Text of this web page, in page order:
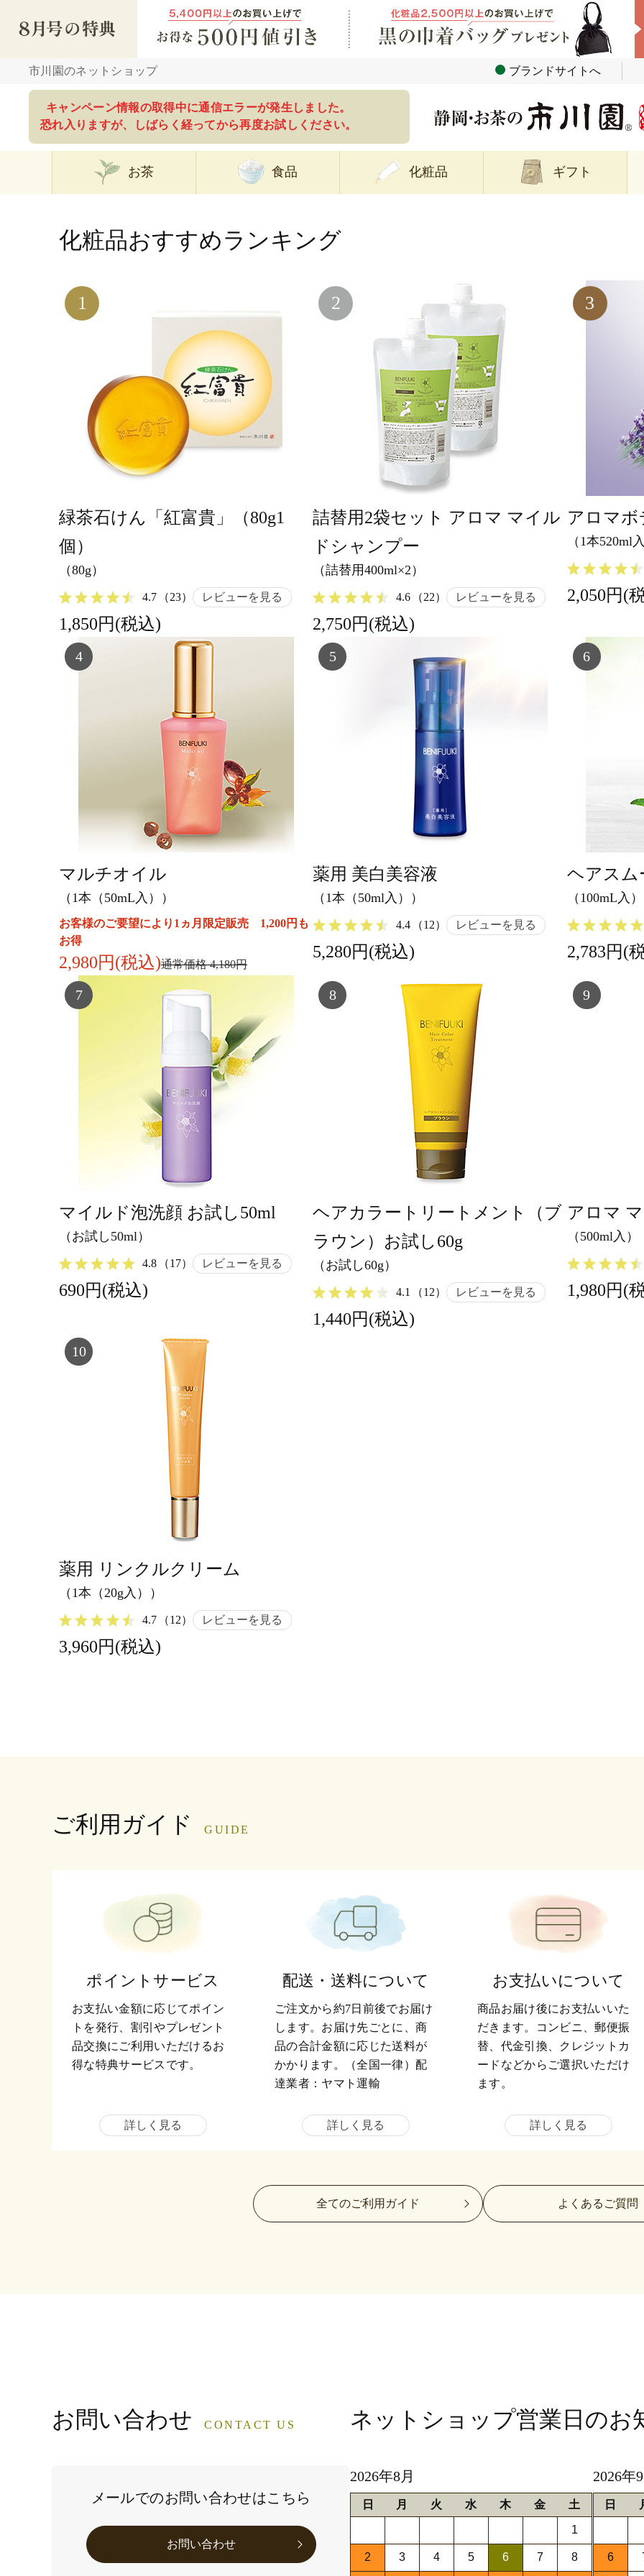
市川園のネットショップ ブランドサイトへ
キャンペーン情報の取得中に通信エラーが発生しました。
恐れ入りますが、しばらく経ってから再度お試しください。
お茶 食品 化粧品 ギフト
化粧品おすすめランキング
1
緑茶石けん「紅富貴」（80g1
個）
（80g）
4.7 （23） レビューを見る
1,850円(税込)
2
詰替用2袋セット アロマ マイル
ドシャンプー
（詰替用400ml×2）
4.6 （22） レビューを見る
2,750円(税込)
3
アロマ
（1本520ml
2,050円(
4
マルチオイル
（1本（50mL入））
お客様のご要望により1ヵ月限定販売 1,200円も
お得
2,980円(税込)通常価格 4,180円
5
薬用 美白美容液
（1本（50ml入））
4.4 （12） レビューを見る
5,280円(税込)
6
ヘアスム
（100mL入）
2,783円(
7
マイルド泡洗顔 お試し50ml
（お試し50ml）
4.8 （17） レビューを見る
690円(税込)
8
ヘアカラートリートメント（ブ
ラウン）お試し60g
（お試し60g）
4.1 （12） レビューを見る
1,440円(税込)
9
アロマ
（500ml入）
1,980円(
10
薬用 リンクルクリーム
（1本（20g入））
4.7 （12） レビューを見る
3,960円(税込)
ご利用ガイド GUIDE
ポイントサービス
お支払い金額に応じてポイン
トを発行、割引やプレゼント
品交換にご利用いただけるお
得な特典サービスです。
詳しく見る
配送・送料について
ご注文から約7日前後でお届け
します。お届け先ごとに、商
品の合計金額に応じた送料が
かかります。（全国一律）配
達業者：ヤマト運輸
詳しく見る
お支払いについて
商品お届け後にお支払いいた
だきます。コンビニ、郵便振
替、代金引換、クレジットカ
ードなどからご選択いただけ
ます。
詳しく見る
全てのご利用ガイド よくあるご質問
お問い合わせ CONTACT US
メールでのお問い合わせはこちら
お問い合わせ
ネットショップ営業日 のお
2026年8月
日 月 火 水 木 金 土
1
2 3 4 5 6 7 8
2026年
日
6